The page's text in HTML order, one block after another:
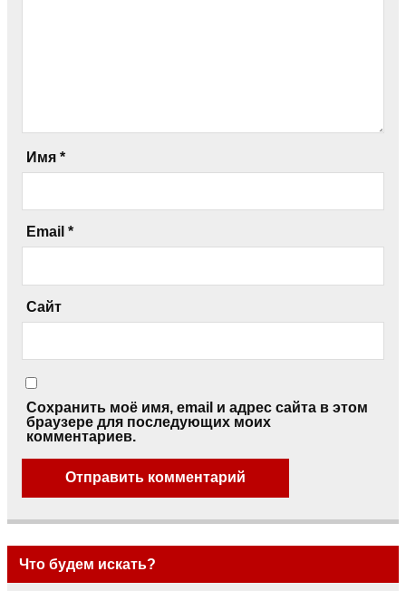
Имя *
Email *
Сайт
Сохранить моё имя, email и адрес сайта в этом
браузере для последующих моих
комментариев.
Что будем искать?